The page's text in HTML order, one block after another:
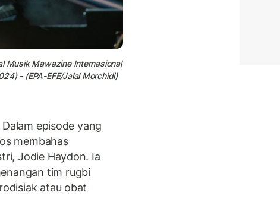
Musik Mawazine Internasional
- (EPA-EFE/Jalal Morchidi)
episode yang
membahas
Jodie Haydon. Ia
tim rugbi
atau obat